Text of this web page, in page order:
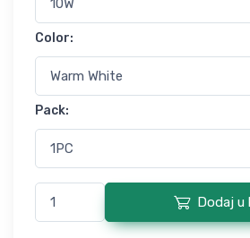
Color:
Pack:
Dodaj u